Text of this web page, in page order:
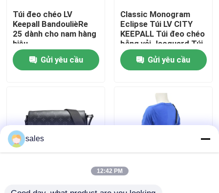
Tham quan nhà máy
Kiểm soát chất lượng
Tin tức
Blog
Túi đeo chéo LV
Keepall BandoulièRe
25 dành cho nam hàng
hiệu
Gửi yêu cầu
Classic Monogram
Eclipse Túi LV CITY
KEEPALL Túi đeo chéo
bằng vải Jacquard Túi
Boston
Gửi yêu cầu
sales
12:42 PM